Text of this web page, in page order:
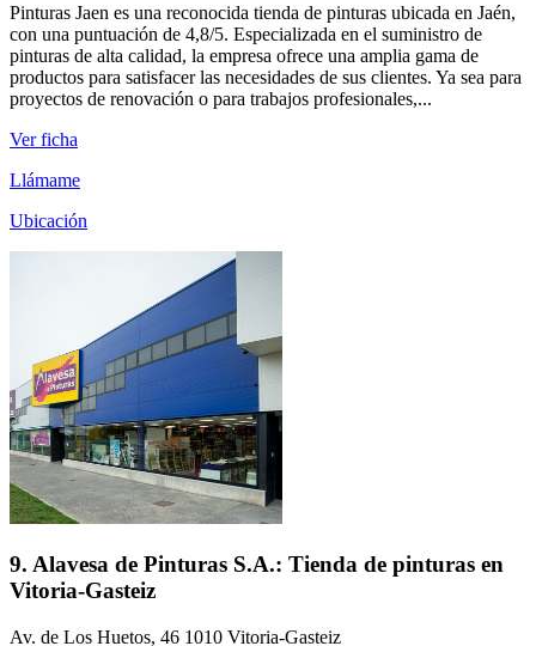
Pinturas Jaen es una reconocida tienda de pinturas ubicada en Jaén,
con una puntuación de 4,8/5. Especializada en el suministro de
pinturas de alta calidad, la empresa ofrece una amplia gama de
productos para satisfacer las necesidades de sus clientes. Ya sea para
proyectos de renovación o para trabajos profesionales,...
Ver ficha
Llámame
Ubicación
9. Alavesa de Pinturas S.A.: Tienda de pinturas en
Vitoria-Gasteiz
Av. de Los Huetos, 46 1010 Vitoria-Gasteiz